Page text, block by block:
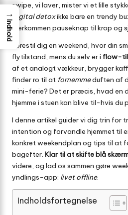
swipe, vi laver, mister vi et lille
digital detoxikke bare en trendy
kærkommen pauseknap til krop og
Forestil dig en weekend, hvor din
flytilstand, mens du selv er i flow-
af et analogt vækkeur, brygger
finder ro til at fornemmeduften af
mini-ferie? Det er præcis, hvad en
hjemme i stuen kan blive til-hvis
I denne artikel guider vi dig trin for
intention og forvandle hjemmet til
konkret weekendplan og tips til at
bagefter. Klar til at skifte blå
videre, og lad os sammen gøre
yndlings-app: livet offline.
Indholdsfortegnelse
→
Indhold